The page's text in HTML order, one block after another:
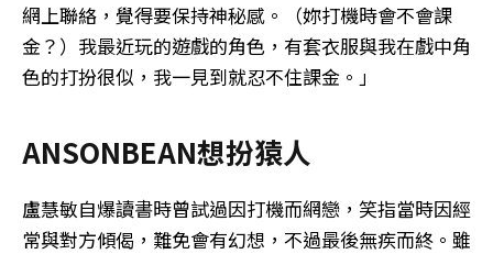
網上聯絡，覺得要保持神秘感。（妳打機時會不會課
金？）我最近玩的遊戲的角色，有套衣服與我在戲中角
色的打扮很似，我一見到就忍不住課金。」
ANSONBEAN想扮猿人
盧慧敏自爆讀書時曾試過因打機而網戀，笑指當時因經
常與對方傾偈，難免會有幻想，不過最後無疾而終。雖